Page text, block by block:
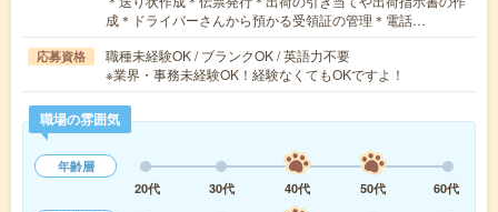
成＊ドライバーさんから預かる受領証の管理＊電話…
応募資格
職種未経験OK / ブランクOK / 英語力不要
※業界・事務未経験OK！経験なくてもOKですよ！
職場の雰囲気
年齢層
20代
30代 40代 50代
60代